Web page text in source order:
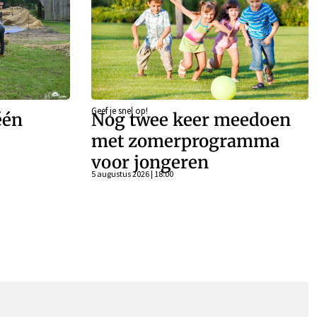
Geef je snel op!
Nog twee keer meedoen
met zomerprogramma
voor jongeren
5 augustus 2026 | 18:00